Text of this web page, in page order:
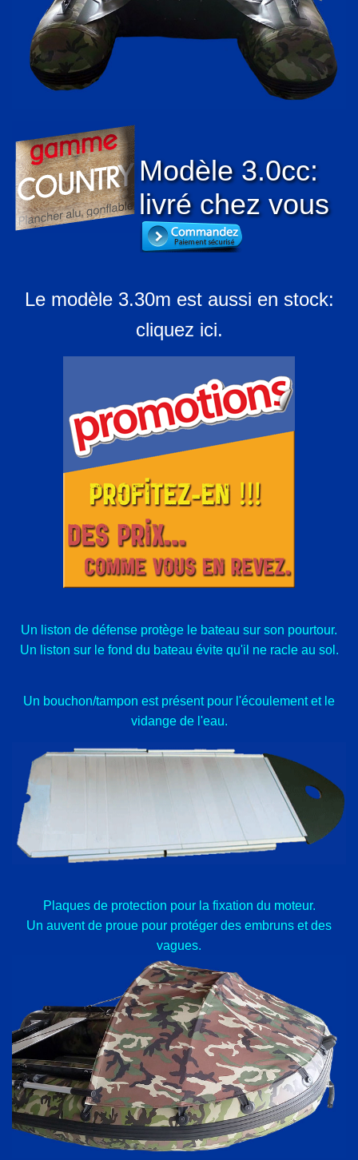
Modèle 3.0cc:
livré chez vous
Le modèle 3.30m est aussi en stock:
cliquez ici.
Un liston de défense protège le bateau sur son pourtour.
Un liston sur le fond du bateau évite qu'il ne racle au sol.
Un bouchon/tampon est présent pour l'écoulement et le
vidange de l'eau.
Plaques de protection pour la fixation du moteur.
Un auvent de proue pour protéger des embruns et des
vagues.